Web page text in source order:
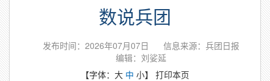
数说兵团
发布时间：2026年07月07日
信息来源：​兵团日报
编辑：刘娑延
【字体： 大 中 小】 打印本页